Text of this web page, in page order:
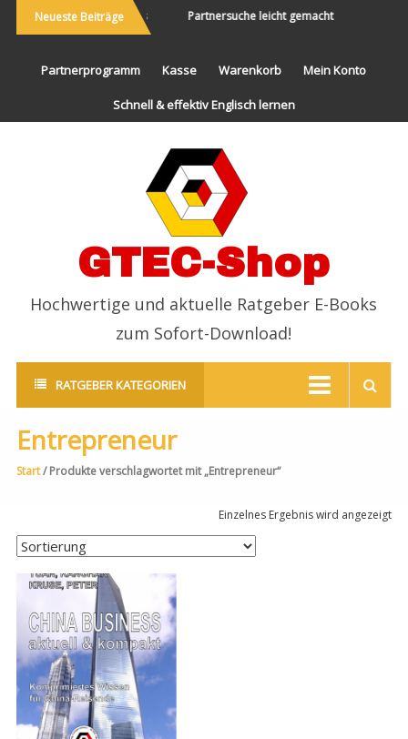
Neueste Beiträge
Welt bereisen und Neues Partnersuche leicht gemacht
Partnerprogramm Kasse Warenkorb Mein Konto
Schnell & effektiv Englisch lernen
GTEC-Shop
Hochwertige und aktuelle Ratgeber E-Books
zum Sofort-Download!
RATGEBER KATEGORIEN
Entrepreneur
Start/ Produkte verschlagwortet mit „Entrepreneur“
Einzelnes Ergebnis wird angezeigt